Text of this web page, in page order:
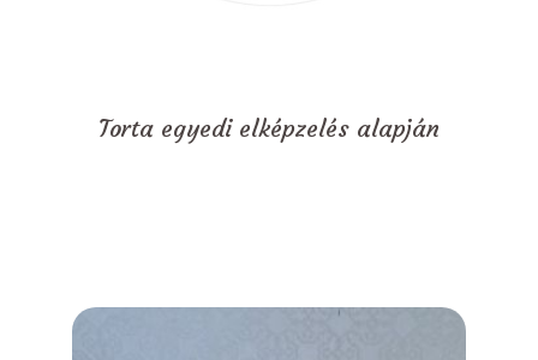
Torta egyedi elképzelés alapján